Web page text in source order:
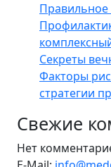
Правильное
Секреты
Факторы
стратегии
Свежие
Нет